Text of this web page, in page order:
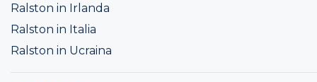
Ralston in Irlanda
Ralston in Italia
Ralston in Ucraina